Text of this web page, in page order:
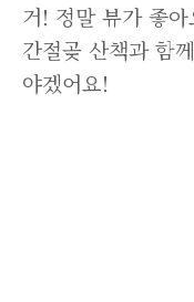
거! 정말 뷰가 좋
간절곶 산책과 함
야겠어요!